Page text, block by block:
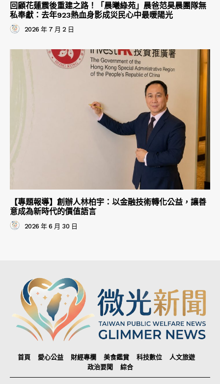
回顧花蓮震後重建之路！「晨曦綠苑」晨爸范昊晨團隊無
私奉獻：去年923熱血身影成災民心中最暖陽光
2026 年 7 月 2 日
【專題報導】創辦人林柏宇：以金融技術轉化公益，讓善
意成為新時代的價值語言
2026 年 6 月 30 日
首頁 愛心公益 財經專欄 美食鑑賞 科技數位
人文旅遊
政治要聞
綜合